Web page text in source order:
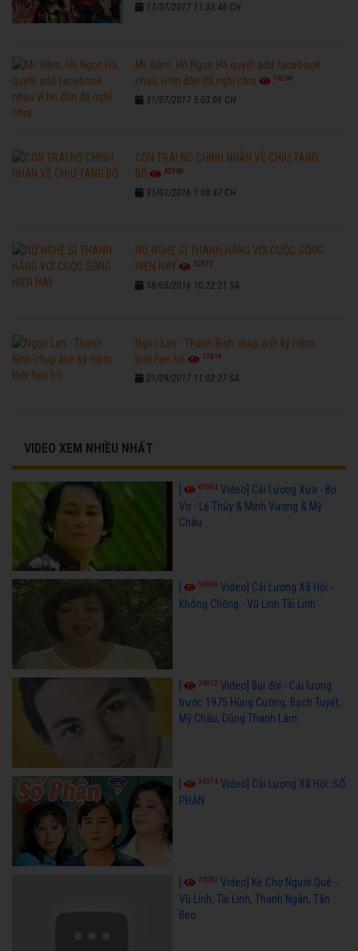
17/07/2017 11:33:48 CH
Mr. Đàm, Hồ Ngọc Hà quyết add facebook
nhau vì tin đồn đã nghỉ chơi
76298
31/07/2017 5:03:06 CH
CON TRAI NS CHINH NHẪN VỀ CHỊU TANG
BỐ
42968
31/01/2016 1:08:47 CH
NỮ NGHỆ SĨ THANH HẰNG VỚI CUỘC SỐNG
HIỆN NAY
32572
18/05/2016 10:22:21 SA
Ngọc Lan - Thanh Bình chụp ảnh kỷ niệm
thời hẹn hò
17818
21/09/2017 11:02:37 SA
VIDEO XEM NHIỀU NHẤT
[ 67084 Video] Cải Lương Xưa - Bơ
Vơ - Lệ Thủy & Minh Vương & Mỹ
Châu
50838 Video] Cải Lương Xã Hội -
Không Chồng - Vũ Linh Tài Linh
36012 Video] Bụi đời - Cải lương
trước 1975 Hùng Cường, Bạch Tuyết,
Mỹ Châu, Dũng Thanh Lâm
34574 Video] Cải Lương Xã Hội: SỐ
PHẬN
24582 Video] Kẻ Chợ Người Quê -
Vũ Linh, Tài Linh, Thanh Ngân, Tấn
Beo